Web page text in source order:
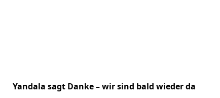
Yandala sagt Danke – wir sind bald wieder da